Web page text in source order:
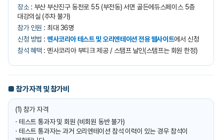
장소: 부산 부산진구 동천로 55 (부전동) 서면 골든에듀스페이스 5층
대강의실 (주차 불가)
참가 인원 : 최대 36명
신청 방법 : 멘사코리아 테스트 및 오리엔테이션 전용 웹사이트에서 신청
참석 혜택 : 멘사코리아 부티크 제공 / 스탬프 날인(스탬프는 회원 한정)
■ 참가 자격 및 참가비
(1) 참가 자격
· 테스트 통과자 및 회원 (비회원 동반 불가)
· 테스트 통과자는 과거 오리엔테이션 참석 이력이 있는 경우 참석이